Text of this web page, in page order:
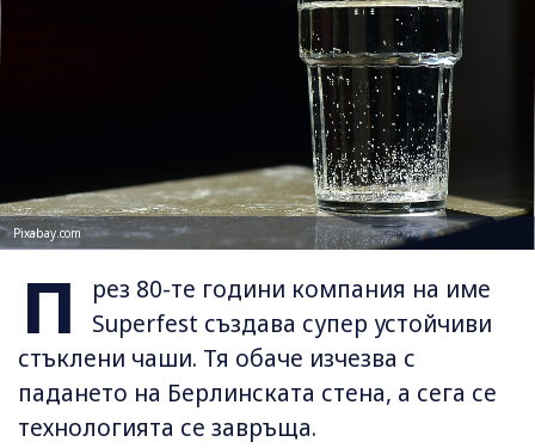
Pixabay.com
П
рез 80-те години компания на име
Superfest създава супер устойчиви
стъклени чаши. Тя обаче изчезва с
падането на Берлинската стена, а сега се
технологията се завръща.